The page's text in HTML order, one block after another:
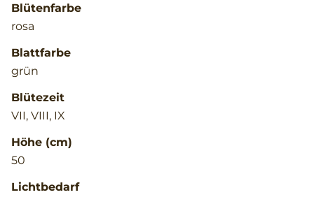
Blütenfarbe
rosa
Blattfarbe
grün
Blütezeit
VII, VIII, IX
Höhe (cm)
50
Lichtbedarf